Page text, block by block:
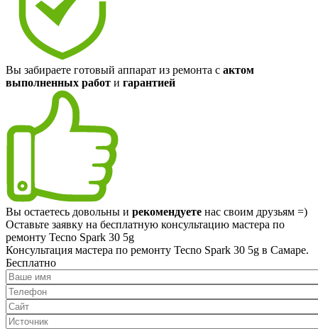
Вы забираете готовый аппарат из ремонта с актом
выполненных работ и гарантией
Вы остаетесь довольны и рекомендуете нас своим друзьям =)
Оставьте заявку на бесплатную консультацию мастера по
ремонту Tecno Spark 30 5g
Консультация мастера по ремонту Tecno Spark 30 5g в Самаре.
Бесплатно